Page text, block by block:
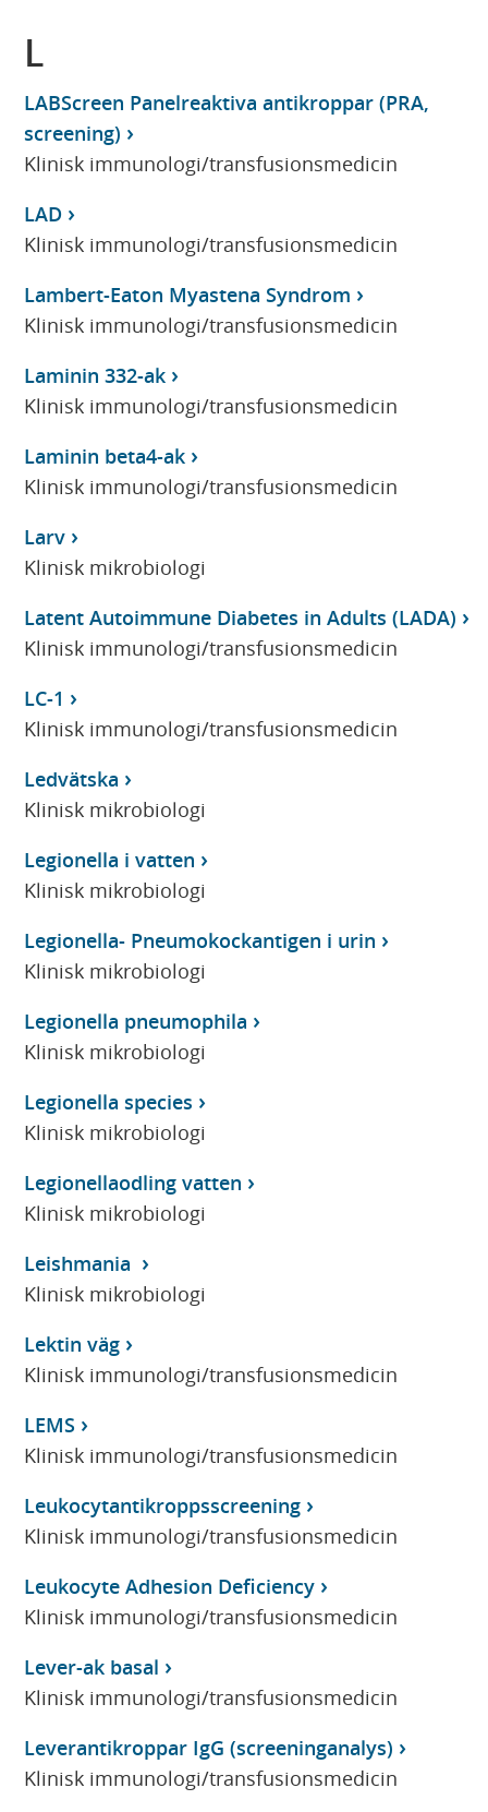
L
LABScreen Panelreaktiva antikroppar (PRA,
screening)
Klinisk immunologi/transfusionsmedicin
LAD
Klinisk immunologi/transfusionsmedicin
Lambert-Eaton Myastena Syndrom
Klinisk immunologi/transfusionsmedicin
Laminin 332-ak
Klinisk immunologi/transfusionsmedicin
Laminin beta4-ak
Klinisk immunologi/transfusionsmedicin
Larv
Klinisk mikrobiologi
Latent Autoimmune Diabetes in Adults (LADA)
Klinisk immunologi/transfusionsmedicin
LC-1
Klinisk immunologi/transfusionsmedicin
Ledvätska
Klinisk mikrobiologi
Legionella i vatten
Klinisk mikrobiologi
Legionella- Pneumokockantigen i urin
Klinisk mikrobiologi
Legionella pneumophila
Klinisk mikrobiologi
Legionella species
Klinisk mikrobiologi
Legionellaodling vatten
Klinisk mikrobiologi
Leishmania
Klinisk mikrobiologi
Lektin väg
Klinisk immunologi/transfusionsmedicin
LEMS
Klinisk immunologi/transfusionsmedicin
Leukocytantikroppsscreening
Klinisk immunologi/transfusionsmedicin
Leukocyte Adhesion Deficiency
Klinisk immunologi/transfusionsmedicin
Lever-ak basal
Klinisk immunologi/transfusionsmedicin
Leverantikroppar IgG (screeninganalys)
Klinisk immunologi/transfusionsmedicin